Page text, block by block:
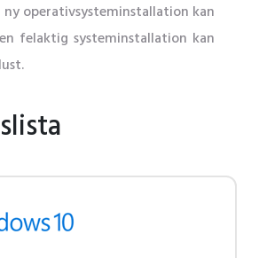
ny operativsysteminstallation kan
felaktig systeminstallation kan